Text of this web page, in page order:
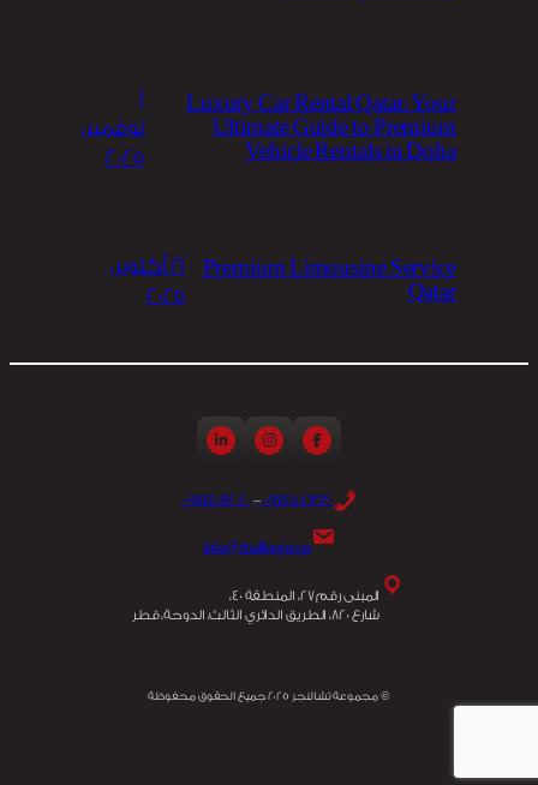
Luxury Car Rental Qatar: Your
Ultimate Guide to Premium
Vehicle Rentals in Doha
1
نوفمبر،
2025
Premium Limousine Service
Qatar
21 أكتوبر،
2025
0097450163030
–
0097440192020
info@challenger.qa
المبنى رقم 27، المنطقة 40،
شارع 820، الطريق الدائري الثالث، الدوحة، قطر
© مجموعة تشالنجر 2025 جميع الحقوق محفوظة